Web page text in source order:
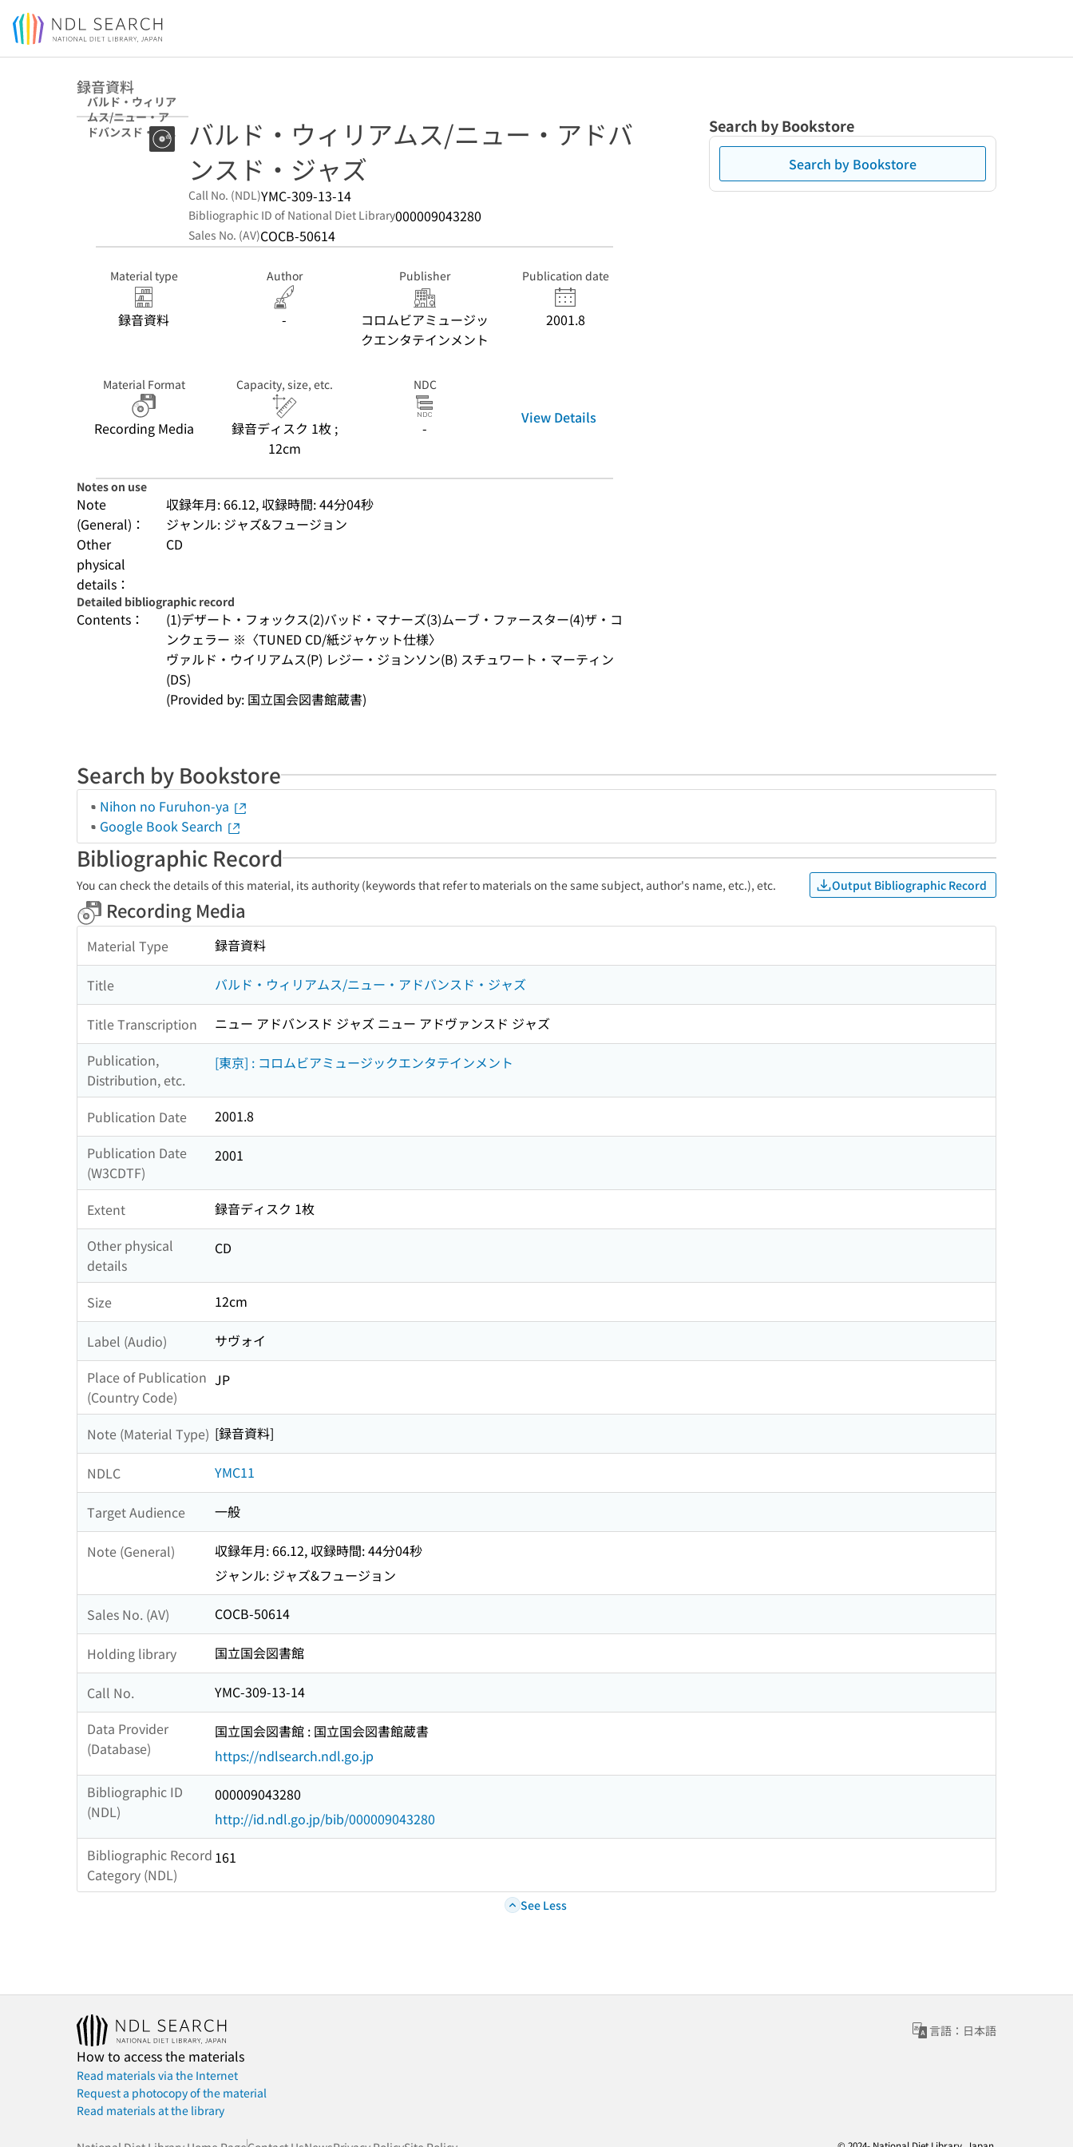
Jump to main content
録音資料
バルド・ウィリア
ムス/ニュー・ア
ドバンスド・ジャ
バルド・ウィリアムス/ニュー・アドバ
ンスド・ジャズ
Call No. (NDL)YMC-309-13-14
Bibliographic ID of National Diet Library000009043280
Sales No. (AV)COCB-50614
Material type
録音資料
Author
-
Publisher
コロムビアミュージッ
クエンタテインメント
Publication date
2001.8
Material Format
Recording Media
Capacity, size, etc.
録音ディスク 1枚 ;
12cm
NDC
-
View Details
Notes on use
Note
(General)：
収録年月: 66.12, 収録時間: 44分04秒
ジャンル: ジャズ&フュージョン
Other
physical
details：
CD
Detailed bibliographic record
Contents：
(1)デザート・フォックス(2)バッド・マナーズ(3)ムーブ・ファースター(4)ザ・コ
ンクェラー ※〈TUNED CD/紙ジャケット仕様〉
ヴァルド・ウイリアムス(P) レジー・ジョンソン(B) スチュワート・マーティン
(DS)
(Provided by: 国立国会図書館蔵書)
Search by Bookstore
Search by Bookstore
Search by Bookstore
Nihon no Furuhon-ya
Google Book Search
Bibliographic Record
You can check the details of this material, its authority (keywords that refer to materials on the same subject, author's name, etc.), etc. Output Bibliographic Record
Recording Media
Material Type 録音資料
Title バルド・ウィリアムス/ニュー・アドバンスド・ジャズ
Title Transcription
ニュー アドバンスド ジャズ ニュー アドヴァンスド ジャズ
Publication,
Distribution, etc.
[東京] : コロムビアミュージックエンタテインメント
Publication Date
2001.8
Publication Date
(W3CDTF)
2001
Extent
録音ディスク 1枚
Other physical
details
CD
Size 12cm
Label (Audio)
サヴォイ
Place of Publication
(Country Code)
JP
Note (Material Type) [録音資料]
NDLC YMC11
Target Audience 一般
Note (General)
収録年月: 66.12, 収録時間: 44分04秒
ジャンル: ジャズ&フュージョン
Sales No. (AV) COCB-50614
Holding library 国立国会図書館
Call No.
YMC-309-13-14
Data Provider
(Database)
国立国会図書館 : 国立国会図書館蔵書
https://ndlsearch.ndl.go.jp
Bibliographic ID
(NDL)
000009043280
http://id.ndl.go.jp/bib/000009043280
Bibliographic Record
Category (NDL)
161
See Less
言語：日本語
How to access the materials
Read materials via the Internet
Request a photocopy of the material
Read materials at the library